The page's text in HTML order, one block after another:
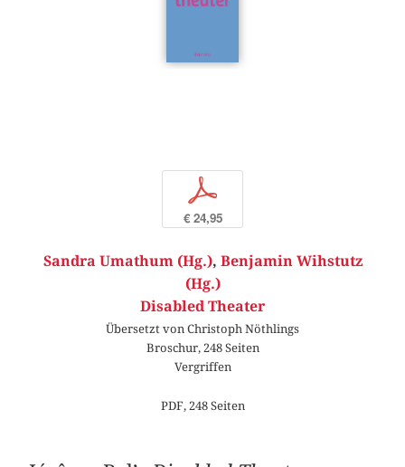
p
€ 24,95
Sandra Umathum (Hg.), Benjamin Wihstutz
(Hg.)
Disabled Theater
Übersetzt von Christoph Nöthlings
Broschur, 248 Seiten
Vergriffen
PDF, 248 Seiten